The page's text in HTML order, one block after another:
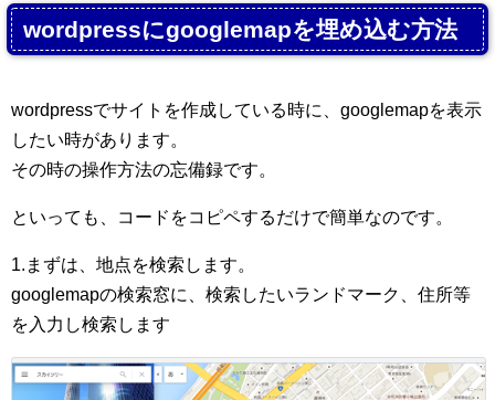
wordpressにgooglemapを埋め込む方法
wordpressでサイトを作成している時に、googlemapを表示
したい時があります。
その時の操作方法の忘備録です。
といっても、コードをコピペするだけで簡単なのです。
1.まずは、地点を検索します。
googlemapの検索窓に、検索したいランドマーク、住所等
を入力し検索します